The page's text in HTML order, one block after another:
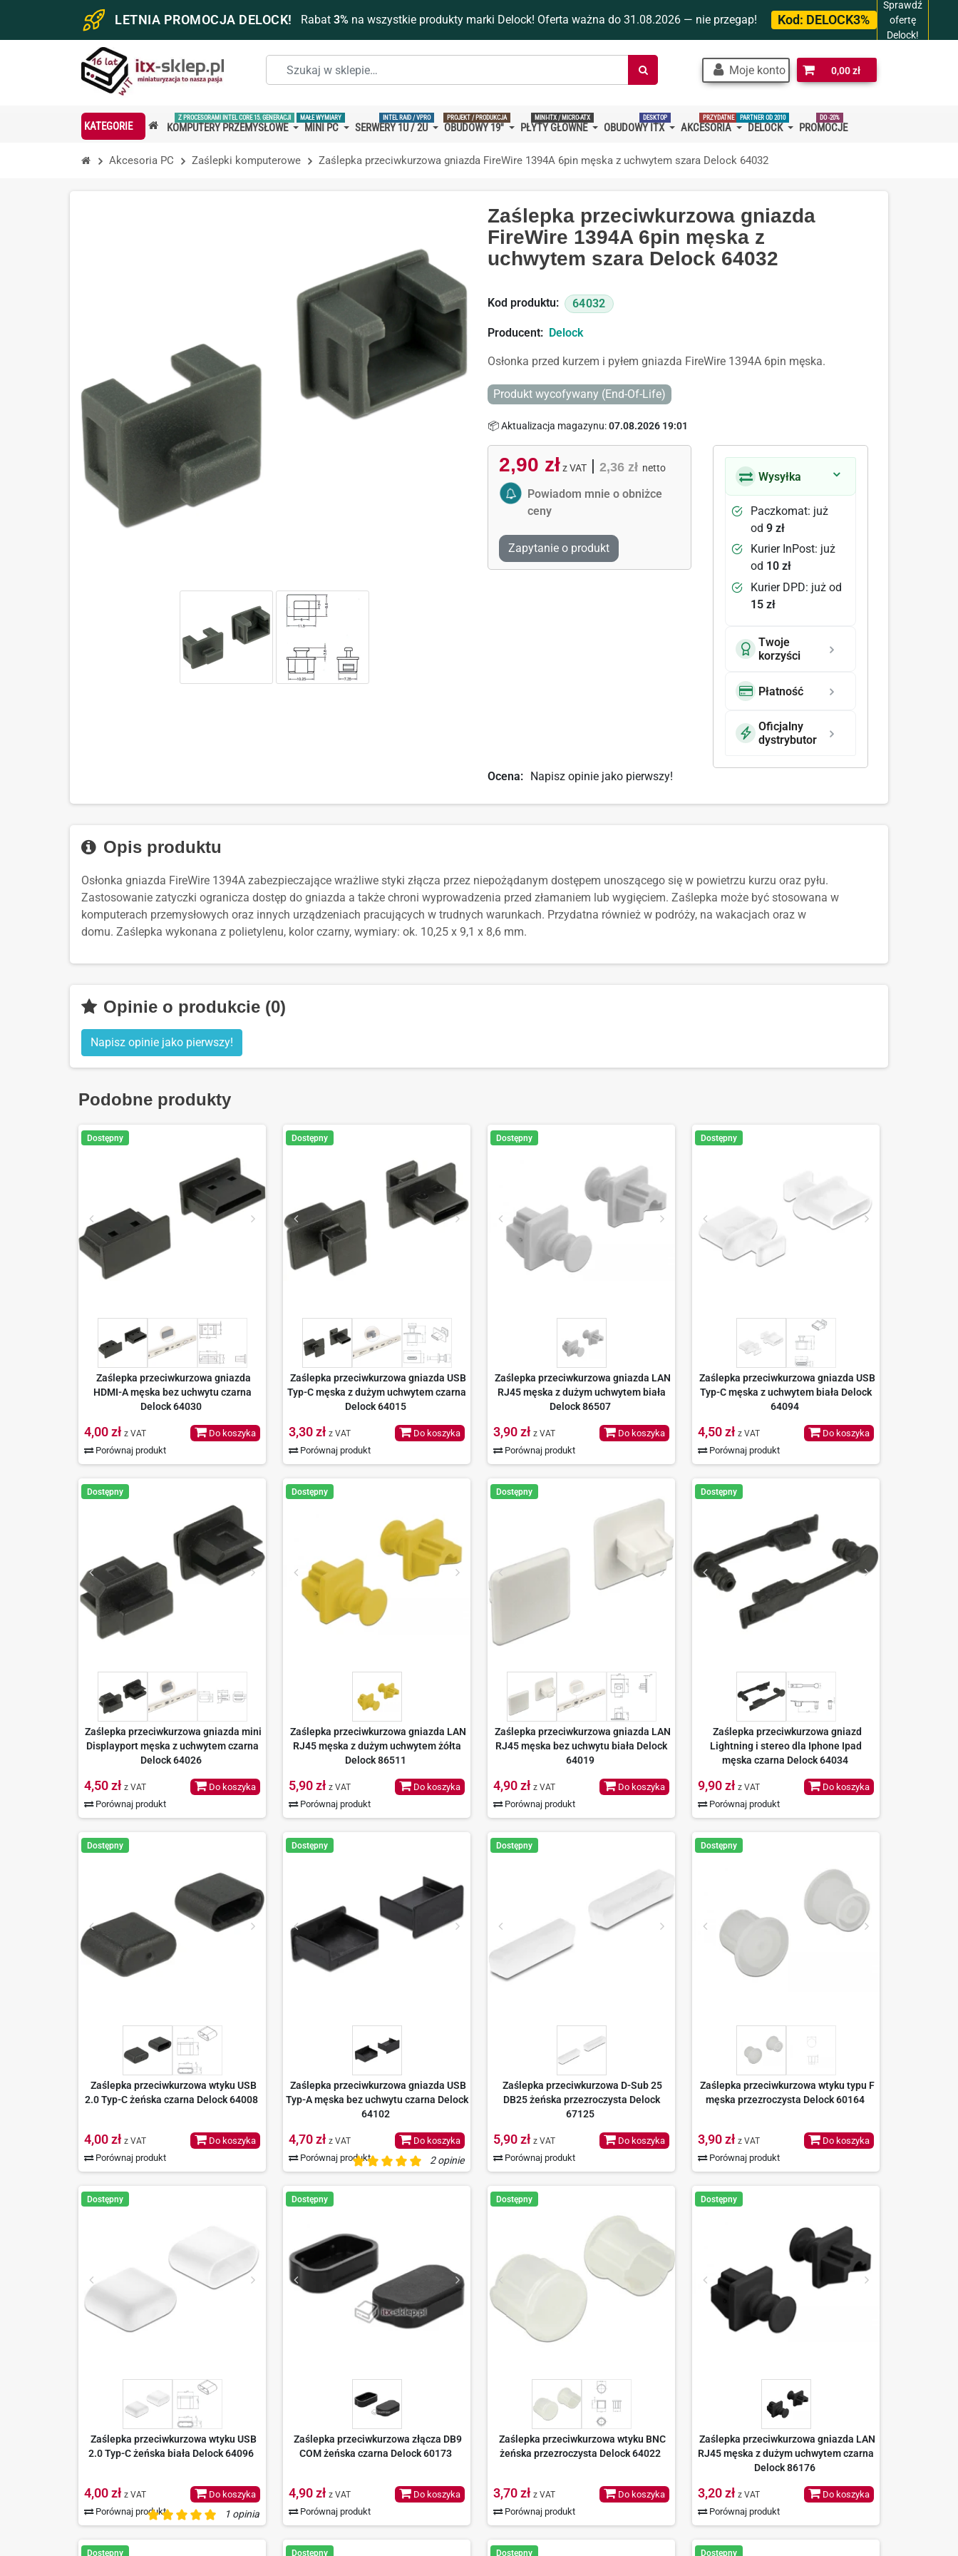
LETNIA PROMOCJA DELOCK! Rabat 3%na wszystkie produkty marki Delock! Oferta ważna do 31.08.2026 — nie przegap! Kod: DELOCK3%
Sprawdź
ofertę
Delock!
Szukaj
w
Moje konto 0,00 zł
KATEGORIE KOMPUTERY PRZEMYSŁOWE
Z PROCESORAMI INTEL CORE 15. GENERACJI
MINI PC
MAŁE WYMIARY
SERWERY 1U / 2U
INTEL RAID / VPRO
OBUDOWY 19''
PROJEKT / PRODUKCJA
PŁYTY GŁÓWNE
MINI-ITX / MICRO-ATX
OBUDOWY ITX
DESKTOP
AKCESORIA
PRZYDATNE
DELOCK
PARTNER OD 2010
PROMOCJE
DO -20%
Akcesoria PC Zaślepki komputerowe Zaślepka przeciwkurzowa gniazda FireWire 1394A 6pin męska z uchwytem szara Delock 64032
Zaślepka przeciwkurzowa gniazda
FireWire 1394A 6pin męska z
uchwytem szara Delock 64032
Kod produktu: 64032
Producent: Delock
Osłonka przed kurzem i pyłem gniazda FireWire 1394A 6pin męska.
Produkt wycofywany (End-Of-Life)
📦 Aktualizacja magazynu:07.08.2026 19:01
2,90 zł z VAT| 2,36 zł netto
Activate Price Alert
Powiadom mnie o obniżce
ceny
Zapytanie o produkt
Wysyłka
Paczkomat: już
od9 zł
Kurier InPost: już
od 10 zł
Kurier DPD: już od
15 zł
Twoje
korzyści
Płatność
Oficjalny
dystrybutor
Ocena: Napisz opinie jako pierwszy!
Opis produktu
Osłonka gniazda FireWire 1394A zabezpieczające wrażliwe styki złącza przez niepożądanym dostępem unoszącego się w powietrzu kurzu oraz pyłu.
Zastosowanie zatyczki ogranicza dostęp do gniazda a także chroni wyprowadzenia przed złamaniem lub wygięciem. Zaślepka może być stosowana w
komputerach przemysłowych oraz innych urządzeniach pracujących w trudnych warunkach. Przydatna również w podróży, na wakacjach oraz w
domu. Zaślepka wykonana z polietylenu, kolor czarny, wymiary: ok. 10,25 x 9,1 x 8,6 mm.
Opinie o produkcie (0)
Napisz opinie jako pierwszy!
Podobne produkty
Dostępny
Zaślepka przeciwkurzowa gniazda
HDMI-A męska bez uchwytu czarna
Delock 64030
4,00 zł z VAT
Porównaj produkt
Do koszyka
Dostępny
Zaślepka przeciwkurzowa gniazda USB
Typ-C męska z dużym uchwytem czarna
Delock 64015
3,30 zł z VAT
Porównaj produkt
Do koszyka
Dostępny
Zaślepka przeciwkurzowa gniazda LAN
RJ45 męska z dużym uchwytem biała
Delock 86507
3,90 zł z VAT
Porównaj produkt
Do koszyka
Dostępny
Zaślepka przeciwkurzowa gniazda USB
Typ-C męska z uchwytem biała Delock
64094
4,50 zł z VAT
Porównaj produkt
Do koszyka
Dostępny
Zaślepka przeciwkurzowa gniazda mini
Displayport męska z uchwytem czarna
Delock 64026
4,50 zł z VAT
Porównaj produkt
Do koszyka
Dostępny
Zaślepka przeciwkurzowa gniazda LAN
RJ45 męska z dużym uchwytem żółta
Delock 86511
5,90 zł z VAT
Porównaj produkt
Do koszyka
Dostępny
Zaślepka przeciwkurzowa gniazda LAN
RJ45 męska bez uchwytu biała Delock
64019
4,90 zł z VAT
Porównaj produkt
Do koszyka
Dostępny
Zaślepka przeciwkurzowa gniazd
Lightning i stereo dla Iphone Ipad
męska czarna Delock 64034
9,90 zł z VAT
Porównaj produkt
Do koszyka
Dostępny
Zaślepka przeciwkurzowa wtyku USB
2.0 Typ-C żeńska czarna Delock 64008
4,00 zł z VAT
Porównaj produkt
Do koszyka
Dostępny
2 opinie
Zaślepka przeciwkurzowa gniazda USB
Typ-A męska bez uchwytu czarna Delock
64102
4,70 zł z VAT
Porównaj produkt
Do koszyka
Dostępny
Zaślepka przeciwkurzowa D-Sub 25
DB25 żeńska przezroczysta Delock
67125
5,90 zł z VAT
Porównaj produkt
Do koszyka
Dostępny
Zaślepka przeciwkurzowa wtyku typu F
męska przezroczysta Delock 60164
3,90 zł z VAT
Porównaj produkt
Do koszyka
Dostępny
1 opinia
Zaślepka przeciwkurzowa wtyku USB
2.0 Typ-C żeńska biała Delock 64096
4,00 zł z VAT
Porównaj produkt
Do koszyka
Dostępny
Zaślepka przeciwkurzowa złącza DB9
COM żeńska czarna Delock 60173
4,90 zł z VAT
Porównaj produkt
Do koszyka
Dostępny
Zaślepka przeciwkurzowa wtyku BNC
żeńska przezroczysta Delock 64022
3,70 zł z VAT
Porównaj produkt
Do koszyka
Dostępny
Zaślepka przeciwkurzowa gniazda LAN
RJ45 męska z dużym uchwytem czarna
Delock 86176
3,20 zł z VAT
Porównaj produkt
Do koszyka
Dostępny Dostępny Dostępny Dostępny